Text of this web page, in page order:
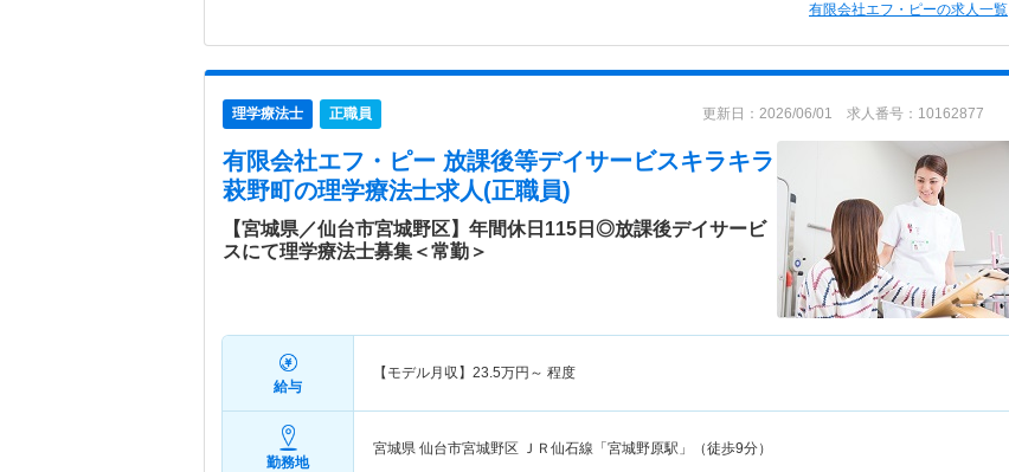
有限会社エフ・ピーの求人一覧
理学療法士 正職員 更新日：2026/06/01 求人番号：10162877
有限会社エフ・ピー 放課後等デイサービスキラキラ
萩野町の理学療法士求人(正職員)
【宮城県／仙台市宮城野区】年間休日115日◎放課後デイサービ
スにて理学療法士募集＜常勤＞
給与
【モデル月収】 23.5万円～ 程度
勤務地
宮城県 仙台市宮城野区 ＪＲ仙石線「宮城野原駅」（徒歩9分）